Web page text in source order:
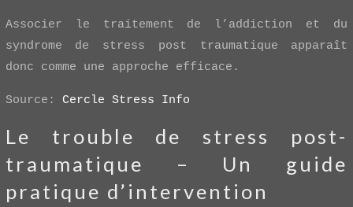
Associer le traitement de l’addiction et du
syndrome de stress post traumatique apparaît
donc comme une approche efficace.
Source: Cercle Stress Info
Le trouble de stress post-
traumatique – Un guide
pratique d’intervention